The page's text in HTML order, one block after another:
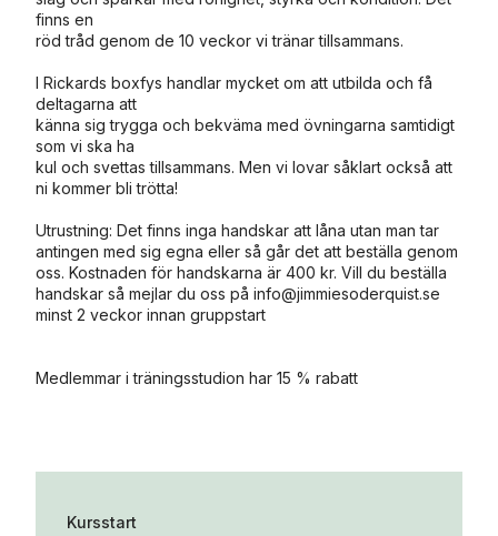
finns en
röd tråd genom de 10 veckor vi tränar tillsammans.
I Rickards boxfys handlar mycket om att utbilda och få
deltagarna att
känna sig trygga och bekväma med övningarna samtidigt
som vi ska ha
kul och svettas tillsammans. Men vi lovar såklart också att
ni kommer bli trötta!
Utrustning: Det finns inga handskar att låna utan man tar
antingen med sig egna eller så går det att beställa genom
oss. Kostnaden för handskarna är 400 kr. Vill du beställa
handskar så mejlar du oss på info@jimmiesoderquist.se
minst 2 veckor innan gruppstart
Medlemmar i träningsstudion har 15 % rabatt
Kursstart